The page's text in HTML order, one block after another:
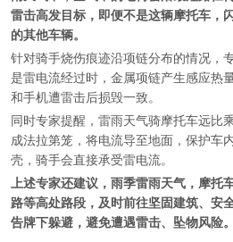
雷击高发目标，即便不是这辆摩托车，
的其他车辆。
针对骑手烧伤痕迹沿项链分布的情况，
是雷电流经过时，金属项链产生感应热
和手机遭雷击后损毁一致。
同时专家提醒，雷雨天气骑摩托车远比
成法拉第笼，将电流导至地面，保护车
壳，骑手会直接承受雷电流。
上述专家还建议，雨季雷雨天气，摩托
路等高处路段，及时前往坚固建筑、安
告牌下躲避，避免遭遇雷击、坠物风险。